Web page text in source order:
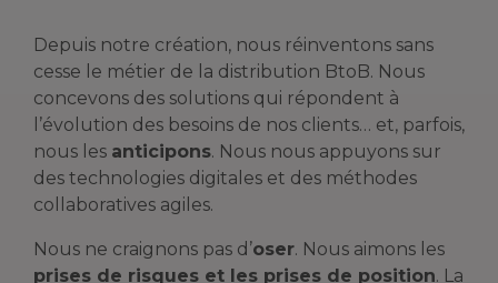
Depuis notre création, nous réinventons sans
cesse le métier de la distribution BtoB. Nous
concevons des solutions qui répondent à
l’évolution des besoins de nos clients… et, parfois,
nous les anticipons. Nous nous appuyons sur
des technologies digitales et des méthodes
collaboratives agiles.
Nous ne craignons pas d’oser. Nous aimons les
prises de risques et les prises de position. La